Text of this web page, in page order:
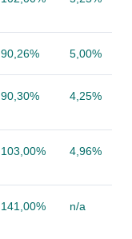
90,26% 5,00%
90,30% 4,25%
103,00% 4,96%
141,00% n/a